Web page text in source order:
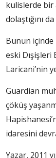
kulislerde
dolaştığını da
Bunun içinde
eski Dışişleri
Laricani’nin
Guardian
çöküş
idaresini
Yazar, 2011